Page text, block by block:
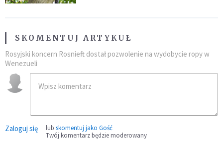
SKOMENTUJ ARTYKUŁ
Rosyjski koncern Rosnieft dostał pozwolenie na wydobycie ropy w
Wenezueli
Zaloguj się lub skomentuj jako Gość
Twój komentarz będzie moderowany